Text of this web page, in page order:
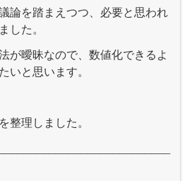
論を踏まえつつ、必要と思われ
した。
が曖昧なので、数値化できるよ
いと思います。
整理しました。